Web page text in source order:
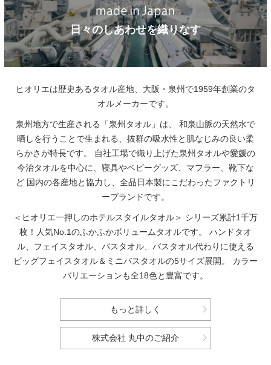
日々のしあわせを織りなす
ヒオリエは歴史あるタオル産地、大阪・泉州で1959年創業のタ
オルメーカーです。
泉州地方で生産される「泉州タオル」は、
和泉山脈の天然水で
晒しを行うことで生まれる、抜群の吸水性と肌なじみの良い柔
らかさが特長です。
自社工場で織り上げた泉州タオルや愛媛の
今治タオルを中心に、寝具やベビーグッズ、マフラー、靴下な
ど 国内の各産地と協力し、全品日本製にこだわったファクトリ
ーブランドです。
＜ヒオリエ一押しのホテルスタイルタオル＞ シリーズ累計1千万
枚！人気No.1のふかふかボリュームタオルです。
ハンドタオ
ル、フェイスタオル、バスタオル、バスタオル代わりに使える
ビッグフェイスタオル＆ミニバスタオルの5サイズ展開。
カラー
バリエーションも全18色と豊富です。
もっと詳しく
株式会社 丸中のご紹介